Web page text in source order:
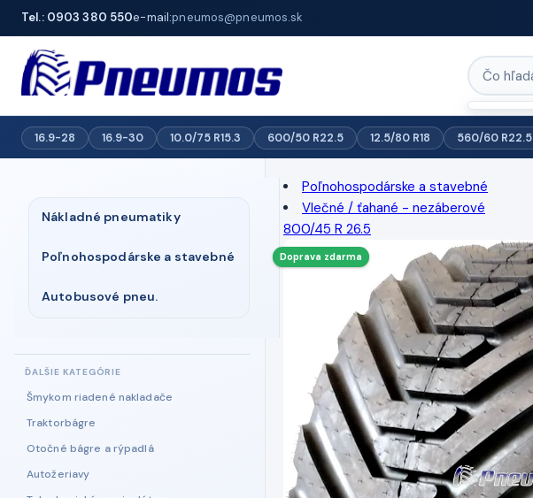
Tel.: 0903 380 550e-mail:pneumos@pneumos.sk
16.9-28 16.9-30 10.0/75 R15.3 600/50 R22.5 12.5/80 R18 560/60 R22.5
Nákladné pneumatiky
Poľnohospodárske a stavebné
Autobusové pneu.
Šmykom riadené nakladače
Traktorbágre
Otočné bágre a rýpadlá
Autožeriavy
Poľnohospodárske a stavebné
Vlečné / ťahané - nezáberové
800/45 R 26.5
Doprava zdarma